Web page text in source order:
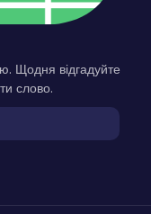
Щодня відгадуйте
слово.